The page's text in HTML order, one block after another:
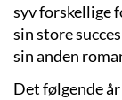
syv forskellige
sin store
sin anden
Det følgende